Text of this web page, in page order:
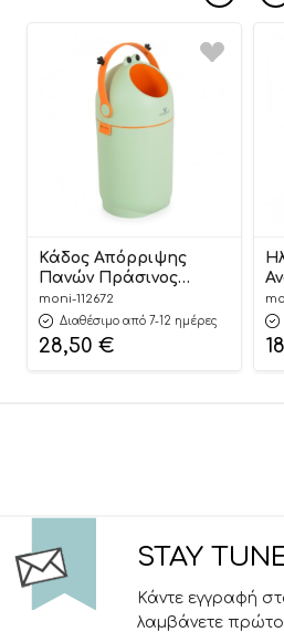
Κάδος Απόρριψης
Πανών Πράσινος
Nubbi Green Hygiene
Basket 3800146273279 –
Cangaroo
moni-112672
Διαθέσιμο από 7-12 ημέρες
28,50 €
STAY
Κάντε εγγραφή
λαμβάνετε